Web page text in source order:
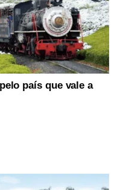
país que vale a